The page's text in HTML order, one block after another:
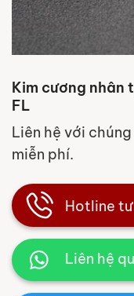
Kim cương nhân
FL
Liên hệ với
miễn phí.
Hotline
Liên hệ